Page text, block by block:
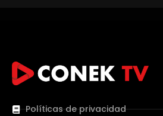
Políticas de privacidad